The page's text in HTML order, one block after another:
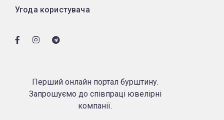
Угода користувача
Перший онлайн портал бурштину.
Запрошуємо до співпраці ювелірні
компанії.